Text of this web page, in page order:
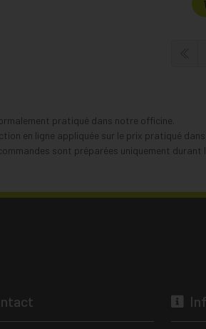
pratiqué dans notre officine.
en ligne appliquée sur le prix pratiqué
sont préparées uniquement durant